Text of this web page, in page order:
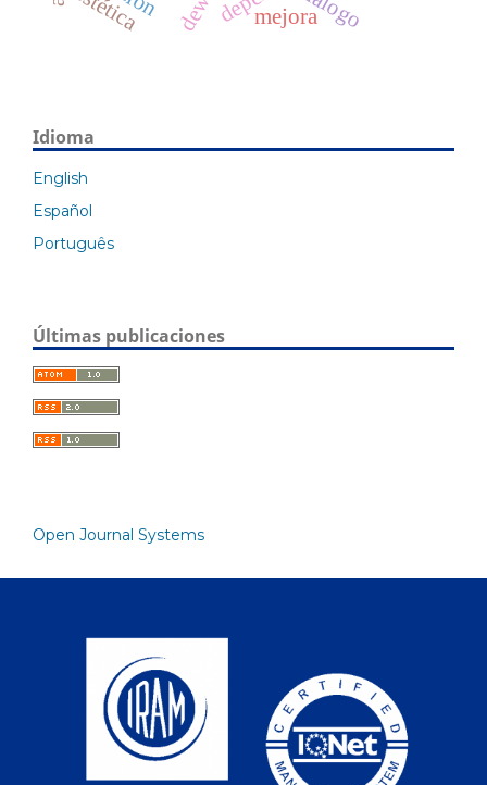
mejora
Idioma
English
Español
Português
Últimas publicaciones
Open Journal Systems